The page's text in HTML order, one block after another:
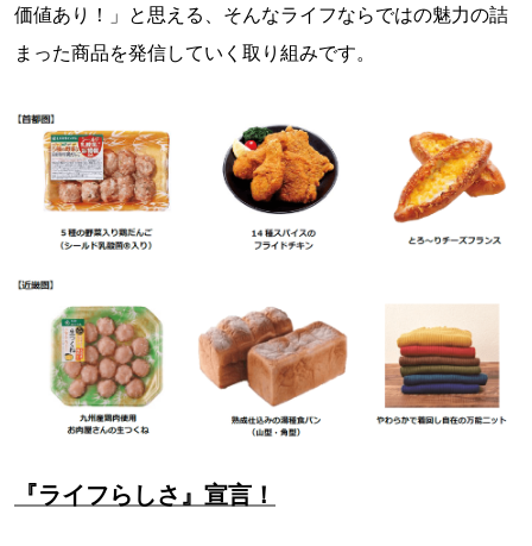
価値あり！」と思える、そんなライフならではの魅力の詰
まった商品を発信していく取り組みです。
『ライフらしさ』宣言！